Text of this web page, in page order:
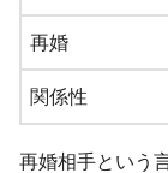
再婚
関係性
再婚相手という